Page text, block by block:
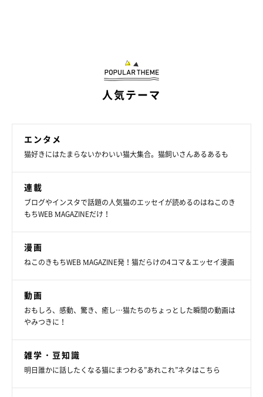
また、「面倒見のいいところ」も、まめさんならではの魅力。日
人気テーマ
エンタメ
猫好きにはたまらないかわいい猫大集合。猫飼いさんあるあるも
連載
ブログやインスタで話題の人気猫のエッセイが読めるのはねこのき
もちWEB MAGAZINEだけ！
漫画
ねこのきもちWEB MAGAZINE発！猫だらけの4コマ＆エッセイ漫画
動画
おもしろ、感動、驚き、癒し…猫たちのちょっとした瞬間の動画は
やみつきに！
雑学・豆知識
明日誰かに話したくなる猫にまつわる”あれこれ”ネタはこちら